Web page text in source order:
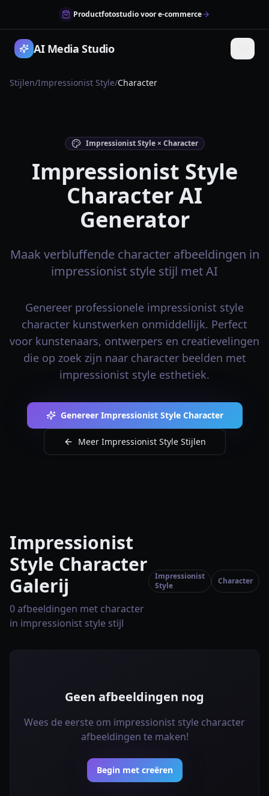
Productfotostudio voor e-commerce
AI Media Studio
Stijlen/Impressionist Style/Character
Impressionist Style × Character
Impressionist Style
Character AI
Generator
Maak verbluffende character afbeeldingen in
impressionist style stijl met AI
Genereer professionele impressionist style
character kunstwerken onmiddellijk. Perfect
voor kunstenaars, ontwerpers en creatievelingen
die op zoek zijn naar character beelden met
impressionist style esthetiek.
Genereer Impressionist Style Character
Meer Impressionist Style Stijlen
Impressionist
Style Character
Galerij
0 afbeeldingen met character
in impressionist style stijl
Impressionist
Style
Character
Geen afbeeldingen nog
Wees de eerste om impressionist style character
afbeeldingen te maken!
Begin met creëren